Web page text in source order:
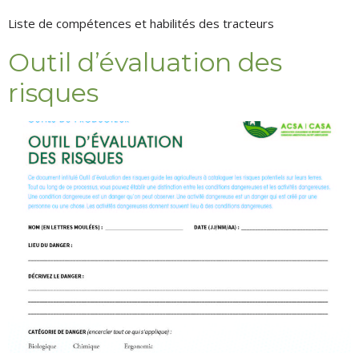
Liste de compétences et habilités des tracteurs
Outil d’évaluation des
risques